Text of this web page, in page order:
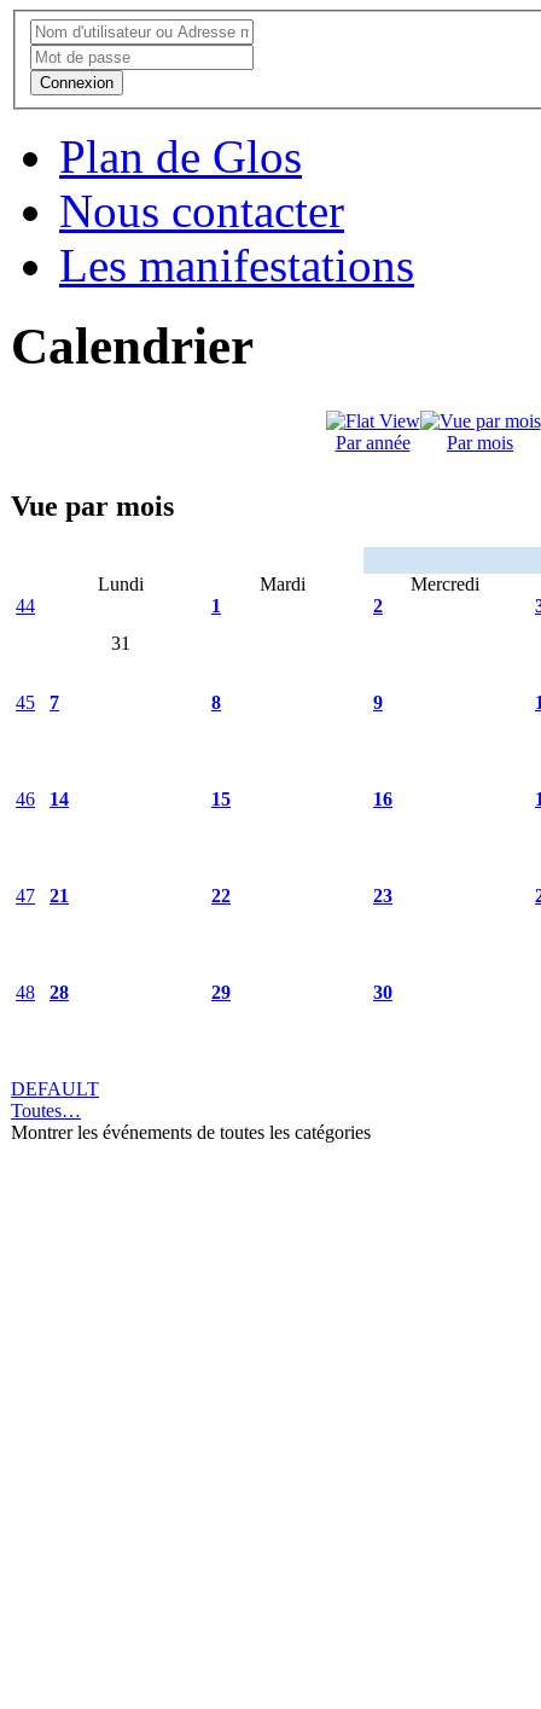
Connexion
Plan de Glos
Nous contacter
Les manifestations
Calendrier
Par année Par mois
Vue par mois
Lundi Mardi
Mercredi
44
31
1 2
45 7 8 9
46 14 15 16
47 21 22 23
48 28 29 30
DEFAULT
Toutes…
Montrer les événements de toutes les catégories